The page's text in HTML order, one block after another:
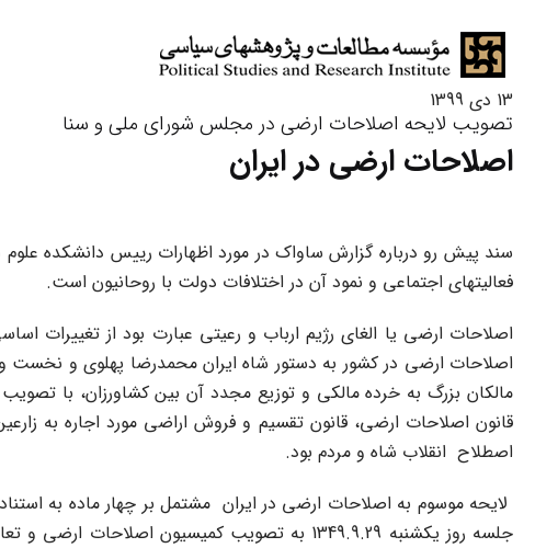
13 دی 1399
تصویب لايحه اصلاحات ارضی در مجلس شورای ملی و سنا
اصلاحات ارضی در ایران
فعالیت‎های اجتماعی و نمود آن در اختلافات دولت با روحانیون است.
اصلاحات ارضی یا الغای رژیم ارباب و رعیتی عبارت بود از تغییرات
اصلاحات ارضی در کشور به دستور شاه ایران محمدرضا پهلوی و نخست
مالکان بزرگ به خرده مالکی و توزیع مجدد آن بین کشاورزان، با
اصطلاح انقلاب شاه و مردم بود.
لایحه موسوم به اصلاحات ارضی در ایران مشتمل بر چهار ماده به